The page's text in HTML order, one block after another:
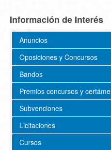
Información de Interés
Anuncios
Oposiciones y Concursos
Bandos
Premios concursos y
Subvenciones
Licitaciones
Cursos